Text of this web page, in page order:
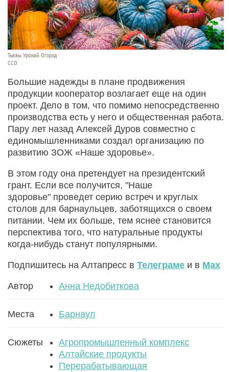
Тыквы. Урожай. Огород
ССО
Большие надежды в плане продвижения
продукции кооператор возлагает еще на один
проект. Дело в том, что помимо непосредственно
производства есть у него и общественная работа.
Пару лет назад Алексей Дуров совместно с
единомышленниками создал организацию по
развитию ЗОЖ «Наше здоровье».
В этом году она претендует на президентский
грант. Если все получится, "Наше
здоровье" проведет серию встреч и круглых
столов для барнаульцев, заботящихся о своем
питании. Чем их больше, тем яснее становится
перспектива того, что натуральные продукты
когда-нибудь станут популярными.
Подпишитесь на Алтапресс в Телеграме и в Max
Автор Анна Недобиткова
Места Барнаул
Сюжеты
Агропромышленный комплекс
Алтайские продукты
Перерабатывающая